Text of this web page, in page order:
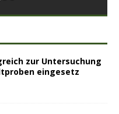
zur Untersuchung
eingesetz